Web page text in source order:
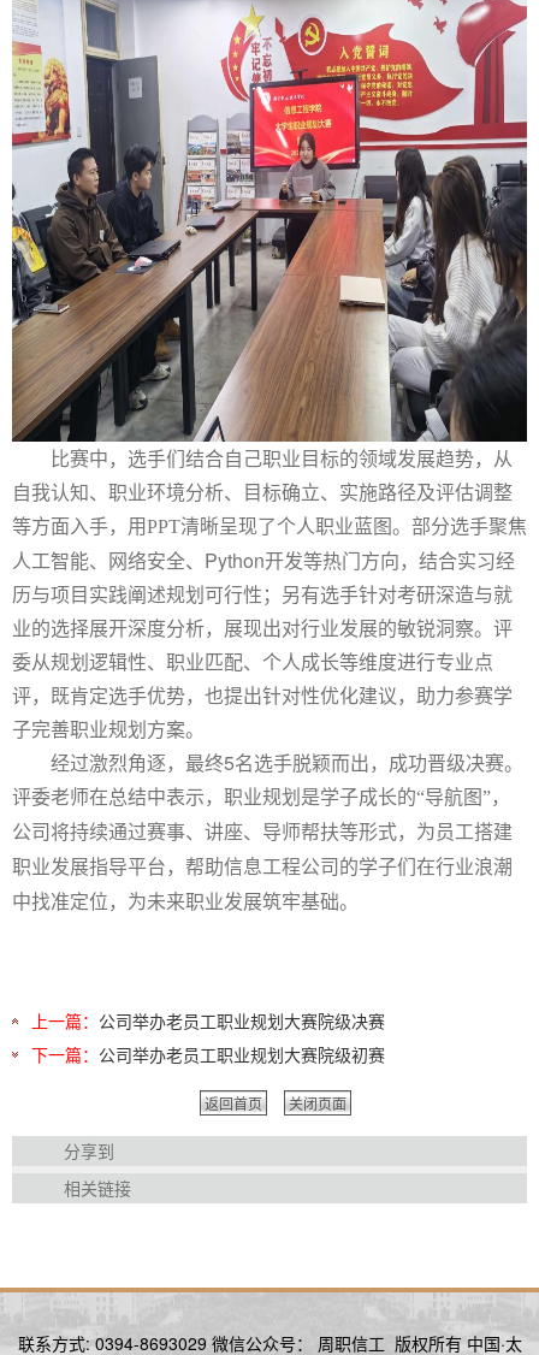
比赛中，选手们结合自己职业目标的领域发展趋势，从
自我认知、职业环境分析、目标确立、实施路径及评估调整
等方面入手，用PPT清晰呈现了个人职业蓝图。部分选手聚焦
人工智能、网络安全、 Python开发等热门方向，结合实习经
历与项目实践阐述规划可行性；另有选手针对考研深造与就
业的选择展开深度分析，展现出对行业发展的敏锐洞察。评
委从规划逻辑性、 职业匹配、 个人成长等维度进行专业点
评，既肯定选手优势，也提出针对性优化建议，助力参赛学
子完善职业规划方案。
经过激烈角逐，最终5名选手脱颖而出，成功晋级决赛。
评委老师在总结中表示，职业规划是学子成长的“导航图”，
公司将持续通过赛事、讲座、导师帮扶等形式，为员工搭建
职业发展指导平台，帮助信息工程公司的学子们在行业浪潮
中找准定位，为未来职业发展筑牢基础。
上一篇： 公司举办老员工职业规划大赛院级决赛
下一篇： 公司举办老员工职业规划大赛院级初赛
返回首页 关闭页面
分享到
相关链接
联系方式: 0394-8693029 微信公众号： 周职信工 版权所有 中国·太